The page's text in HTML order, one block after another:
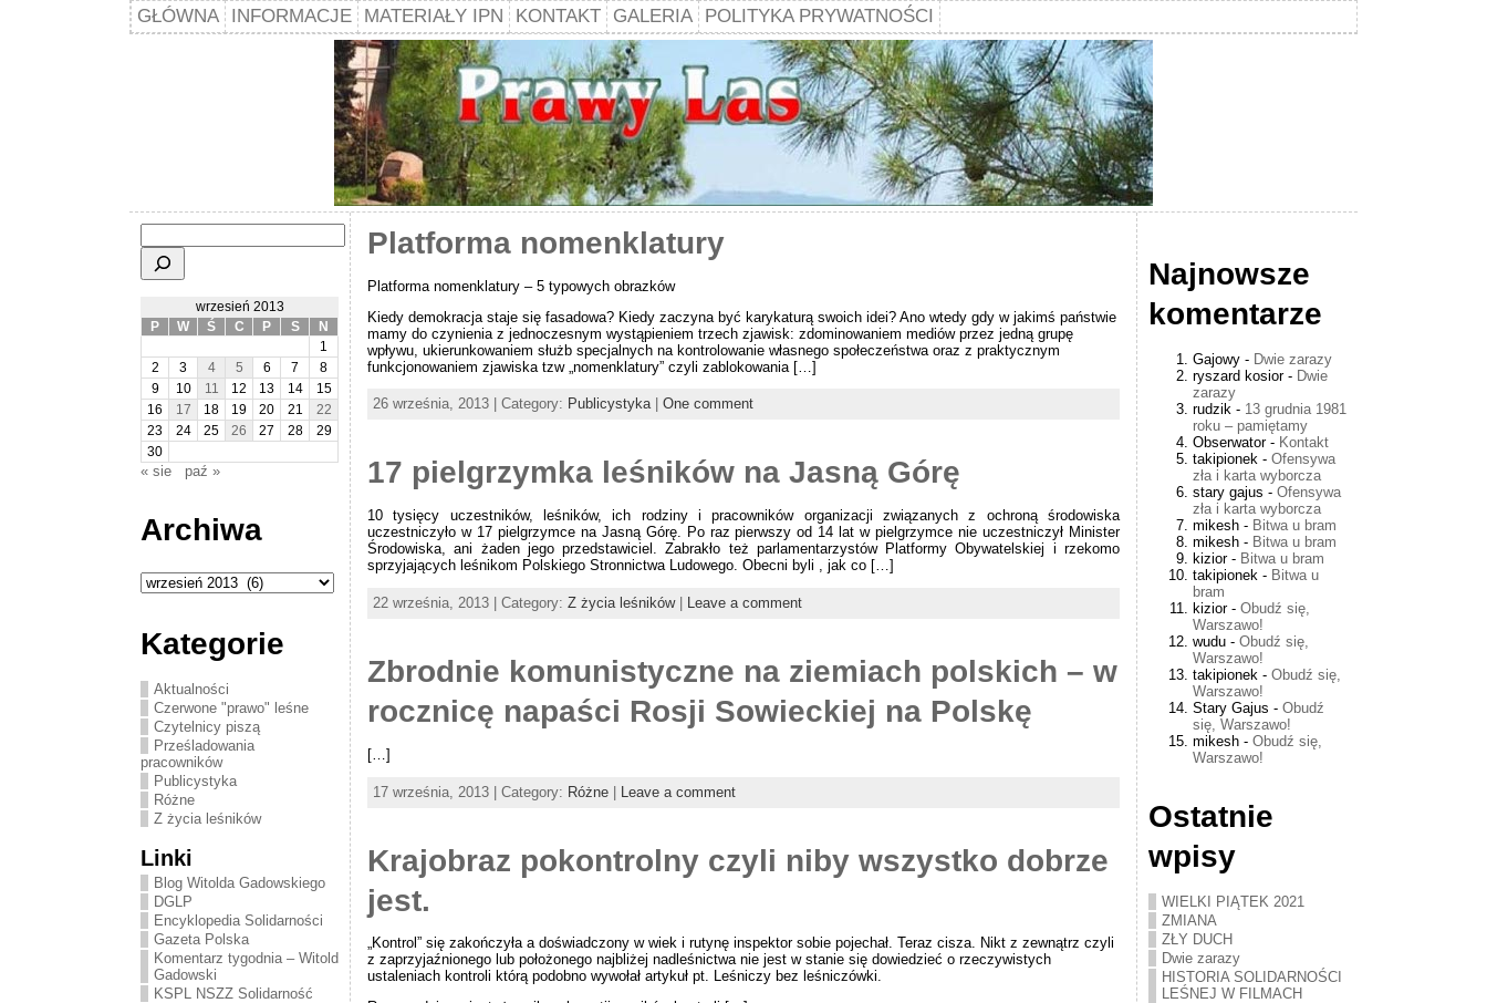
GŁÓWNA INFORMACJE MATERIAŁY IPN KONTAKT GALERIA POLITYKA PRYWATNOŚCI
wrzesień 2013
P
W Ś C P S
N
1
2
3 4 5 6 7
8
9
10 11 12 13 14
15
16
17 18 19 20 21
22
23
24 25 26 27 28
29
30
« sie paź »
Archiwa
Archiwa
Kategorie
Aktualności
Czerwone "prawo" leśne
Czytelnicy piszą
Prześladowania
pracowników
Publicystyka
Różne
Z życia leśników
Linki
Blog Witolda Gadowskiego
DGLP
Encyklopedia Solidarności
Gazeta Polska
Komentarz tygodnia – Witold
Gadowski
KSPL NSZZ Solidarność
Platforma nomenklatury
Platforma nomenklatury – 5 typowych obrazków
Kiedy demokracja staje się fasadowa? Kiedy zaczyna być karykaturą swoich idei? Ano wtedy gdy w jakimś państwie
mamy do czynienia z jednoczesnym wystąpieniem trzech zjawisk: zdominowaniem mediów przez jedną grupę
wpływu, ukierunkowaniem służb specjalnych na kontrolowanie własnego społeczeństwa oraz z praktycznym
funkcjonowaniem zjawiska tzw „nomenklatury” czyli zablokowania […]
26 września, 2013 | Category: Publicystyka| One comment
17 pielgrzymka leśników na Jasną Górę
10 tysięcy uczestników, leśników, ich rodziny i pracowników organizacji związanych z ochroną środowiska
uczestniczyło w 17 pielgrzymce na Jasną Górę. Po raz pierwszy od 14 lat w pielgrzymce nie uczestniczył Minister
Środowiska, ani żaden jego przedstawiciel. Zabrakło też parlamentarzystów Platformy Obywatelskiej i rzekomo
sprzyjających leśnikom Polskiego Stronnictwa Ludowego. Obecni byli , jak co […]
22 września, 2013 | Category: Z życia leśników| Leave a comment
Zbrodnie komunistyczne na ziemiach polskich – w
rocznicę napaści Rosji Sowieckiej na Polskę
[…]
17 września, 2013 | Category: Różne | Leave a comment
Krajobraz pokontrolny czyli niby wszystko dobrze
jest.
„Kontrol” się zakończyła a doświadczony w wiek i rutynę inspektor sobie pojechał. Teraz cisza. Nikt z zewnątrz czyli
z zaprzyjaźnionego lub położonego najbliżej nadleśnictwa nie jest w stanie się dowiedzieć o rzeczywistych
ustaleniach kontroli którą podobno wywołał artykuł pt. Leśniczy bez leśniczówki.
Najnowsze
komentarze
Gajowy - Dwie zarazy
ryszard kosior- Dwie
zarazy
rudzik - 13 grudnia 1981
roku – pamiętamy
Obserwator- Kontakt
takipionek - Ofensywa
zła i karta wyborcza
stary gajus - Ofensywa
zła i karta wyborcza
mikesh - Bitwa u bram
mikesh - Bitwa u bram
kizior- Bitwa u bram
takipionek - Bitwa u
bram
kizior- Obudź się,
Warszawo!
wudu - Obudź się,
Warszawo!
takipionek - Obudź się,
Warszawo!
Stary Gajus - Obudź
się, Warszawo!
mikesh - Obudź się,
Warszawo!
Ostatnie
wpisy
WIELKI PIĄTEK 2021
ZMIANA
ZŁY DUCH
Dwie zarazy
HISTORIA SOLIDARNOŚCI
LEŚNEJ W FILMACH